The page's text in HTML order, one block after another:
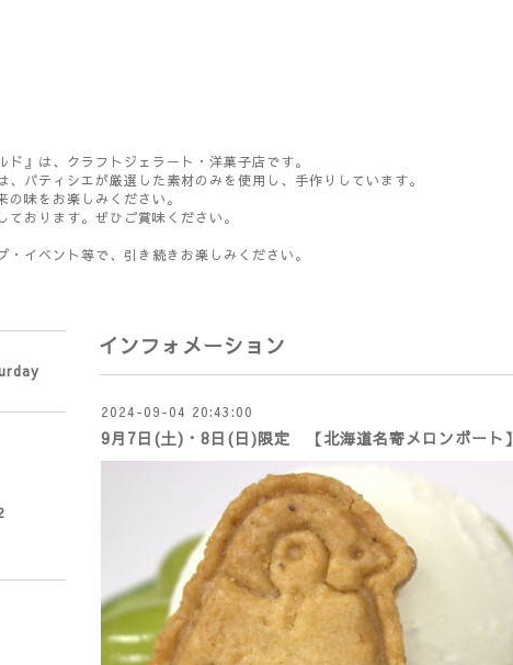
ド』は、クラフトジェラート・洋菓子店です。
、パティシエが厳選した素材のみを使用し、手作りしています。
の味をお楽しみください。
ております。ぜひご賞味ください。
・イベント等で、引き続きお楽しみください。
インフォメーション
2024-09-04 20:43:00
9月7日(土)・8日(日)限定 【北海道名寄メロンボート】